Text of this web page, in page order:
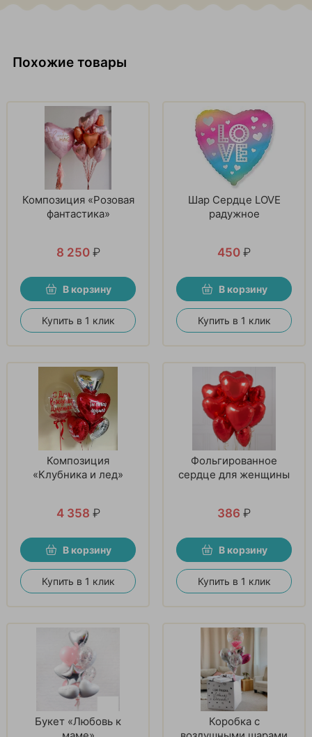
Похожие товары
Композиция «Розовая
фантастика»
8 250 ₽
В корзину
Купить в 1 клик
Шар Сердце LOVE
радужное
450 ₽
В корзину
Купить в 1 клик
Композиция
«Клубника и лед»
4 358 ₽
В корзину
Купить в 1 клик
Фольгированное
сердце для женщины
386 ₽
В корзину
Купить в 1 клик
Букет «Любовь к
Коробка с